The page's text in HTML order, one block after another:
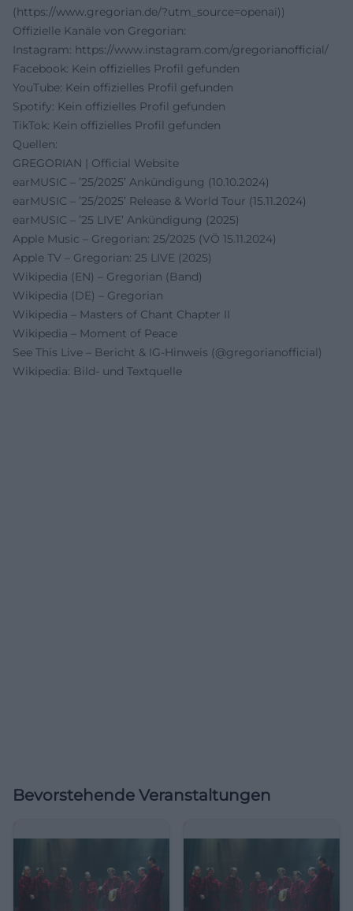
(https://www.gregorian.de/?utm_source=openai))
Offizielle Kanäle von Gregorian:
Instagram: https://www.instagram.com/gregorianofficial/
Facebook: Kein offizielles Profil gefunden
YouTube: Kein offizielles Profil gefunden
Spotify: Kein offizielles Profil gefunden
TikTok: Kein offizielles Profil gefunden
Quellen:
GREGORIAN | Official Website
earMUSIC – ’25/2025’ Ankündigung (10.10.2024)
earMUSIC – ’25/2025’ Release & World Tour (15.11.2024)
earMUSIC – ’25 LIVE’ Ankündigung (2025)
Apple Music – Gregorian: 25/2025 (VÖ 15.11.2024)
Apple TV – Gregorian: 25 LIVE (2025)
Wikipedia (EN) – Gregorian (Band)
Wikipedia (DE) – Gregorian
Wikipedia – Masters of Chant Chapter II
Wikipedia – Moment of Peace
See This Live – Bericht & IG‑Hinweis (@gregorianofficial)
Wikipedia: Bild- und Textquelle
Bevorstehende Veranstaltungen